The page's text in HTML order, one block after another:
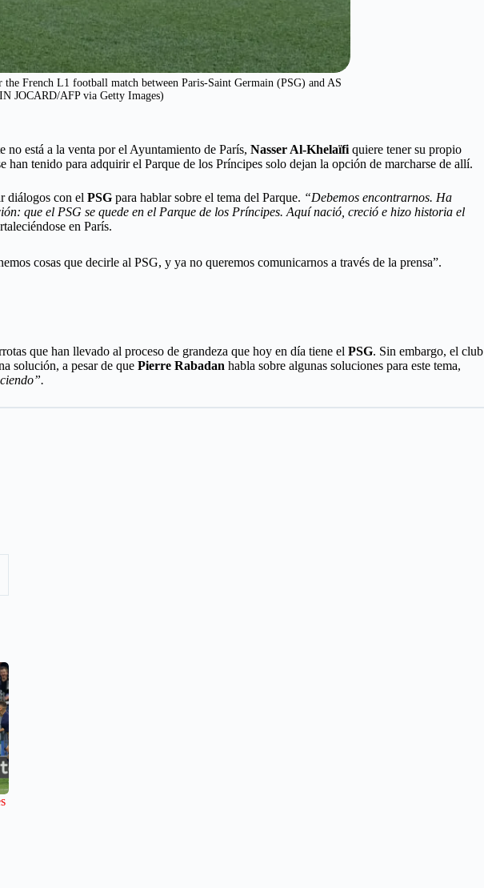
French L1 football match between Paris-Saint Germain (PSG) and AS
JOCARD/AFP via Getty Images)
no está a la venta por el Ayuntamiento de París, Nasser Al-Khelaïfi quiere tener su propio
tenido para adquirir el Parque de los Príncipes solo dejan la opción de marcharse de allí.
diálogos con el PSG para hablar sobre el tema del Parque. “Debemos encontrarnos. Ha
que el PSG se quede en el Parque de los Príncipes. Aquí nació, creció e hizo historia el
en París.
cosas que decirle al PSG, y ya no queremos comunicarnos a través de la prensa”.
que han llevado al proceso de grandeza que hoy en día tiene el PSG. Sin embargo, el club
solución, a pesar de que Pierre Rabadan habla sobre algunas soluciones para este tema,